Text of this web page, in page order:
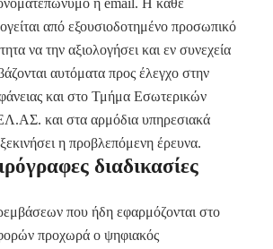
ή email. Η κάθε
από εξουσιοδοτημένο προσωπικό
να την αξιολογήσει και εν συνεχεία
αυτόματα προς έλεγχο στην
και στο Τμήμα Εσωτερικών
και στα αρμόδια υπηρεσιακά
η προβλεπόμενη έρευνα.
διαδικασίες
που ήδη εφαρμόζονται στο
προχωρά ο ψηφιακός